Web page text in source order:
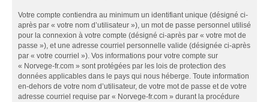
Votre compte contiendra au minimum un identifiant unique (désigné ci-
après par « votre nom d’utilisateur »), un mot de passe personnel utilisé
pour la connexion à votre compte (désigné ci-après par « votre mot de
passe »), et une adresse courriel personnelle valide (désignée ci-après
par « votre courriel »). Vos informations pour votre compte sur
« Norvege-fr.com » sont protégées par les lois de protection des
données applicables dans le pays qui nous héberge. Toute information
en-dehors de votre nom d’utilisateur, de votre mot de passe et de votre
adresse courriel requise par « Norvege-fr.com » durant la procédure